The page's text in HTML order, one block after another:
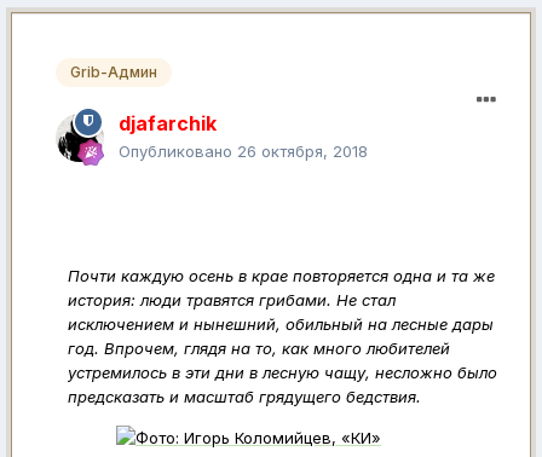
Grib-Админ
djafarchik
Опубликовано 26 октября, 2018
Почти каждую осень в крае повторяется одна и та же
история: люди травятся грибами. Не стал
исключением и нынешний, обильный на лесные дары
год. Впрочем, глядя на то, как много любителей
устремилось в эти дни в лесную чащу, несложно было
предсказать и масштаб грядущего бедствия.